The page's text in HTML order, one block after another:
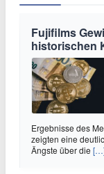
Fujifilms
historischen
Ergebnisse des
zeigten eine
Ängste über die